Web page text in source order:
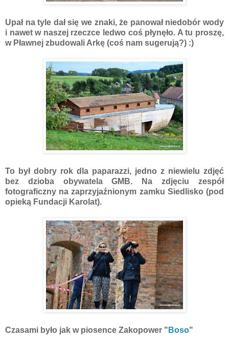
Upał na tyle dał się we znaki, że panował niedobór wody
i nawet w naszej rzeczce ledwo coś płynęło. A tu proszę,
w Pławnej zbudowali Arkę (coś nam sugerują?) :)
To był dobry rok dla paparazzi, jedno z niewielu zdjęć
bez dzioba obywatela GMB. Na zdjęciu zespół
fotograficzny na zaprzyjaźnionym zamku Siedlisko (pod
opieką Fundacji Karolat).
Czasami było jak w piosence Zakopower " Boso"